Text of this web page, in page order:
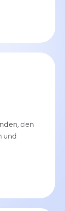
den
und